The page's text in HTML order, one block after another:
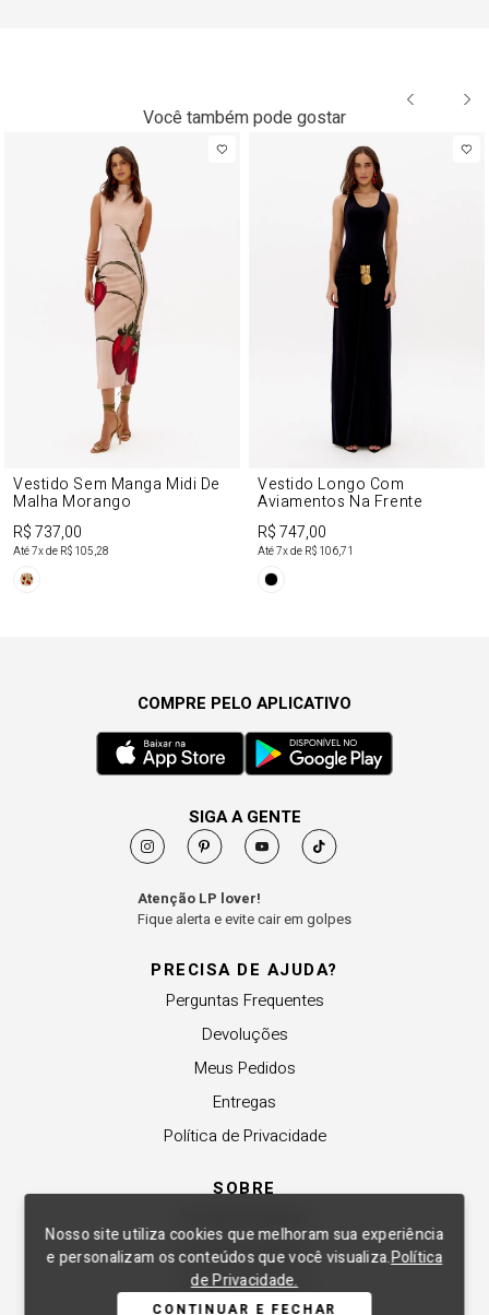
Nosso site utiliza cookies que melhoram sua experiência
e personalizam os conteúdos que você visualiza.Política
de Privacidade.
CONTINUAR E FECHAR
Você também pode gostar
Vestido Sem Manga Midi De
Malha Morango
R$ 737,00
Até7x de R$ 105,28
Vestido Longo Com
Aviamentos Na Frente
R$ 747,00
Até7x de R$ 106,71
PRECISA DE AJUDA?
Perguntas Frequentes
Devoluções
Meus Pedidos
Entregas
Política de Privacidade
SOBRE
Revender a Marca
Trabalhe Conosco
COMPRE PELO APLICATIVO
SIGA A GENTE
Atenção LP lover!
Fique alerta e evite cair em golpes